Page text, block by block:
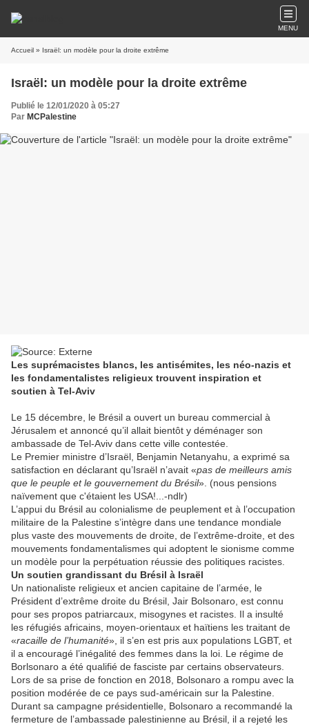
MENU
Accueil » Israël: un modèle pour la droite extrême
Israël: un modèle pour la droite extrême
Publié le 12/01/2020 à 05:27
Par MCPalestine
Les suprémacistes blancs, les antisémites, les néo-nazis et
les fondamentalistes religieux trouvent inspiration et
soutien à Tel-Aviv
Le 15 décembre, le Brésil a ouvert un bureau commercial à
Jérusalem et annoncé qu’il allait bientôt y déménager son
ambassade de Tel-Aviv dans cette ville contestée.
Le Premier ministre d’Israël, Benjamin Netanyahu, a exprimé sa
satisfaction en déclarant qu’Israël n’avait «pas de meilleurs amis
que le peuple et le gouvernement du Brésil». (nous pensions
naïvement que c'étaient les USA!...-ndlr)
L’appui du Brésil au colonialisme de peuplement et à l’occupation
militaire de la Palestine s’intègre dans une tendance mondiale
plus vaste des mouvements de droite, de l’extrême-droite, et des
mouvements fondamentalismes qui adoptent le sionisme comme
un modèle pour la perpétuation réussie des politiques racistes.
Un soutien grandissant du Brésil à Israël
Un nationaliste religieux et ancien capitaine de l’armée, le
Président d’extrême droite du Brésil, Jair Bolsonaro, est connu
pour ses propos patriarcaux, misogynes et racistes. Il a insulté
les réfugiés africains, moyen-orientaux et haïtiens les traitant de
«racaille de l’humanité», il s’en est pris aux populations LGBT, et
il a encouragé l’inégalité des femmes dans la loi. Le régime de
Borlsonaro a été qualifié de fasciste par certains observateurs.
Lors de sa prise de fonction en 2018, Bolsonaro a rompu avec la
position modérée de ce pays sud-américain sur la Palestine.
Durant sa campagne présidentielle, Bolsonaro a recommandé la
fermeture de l’ambassade palestinienne au Brésil, il a rejeté les